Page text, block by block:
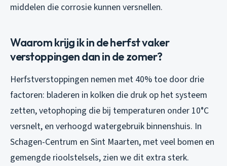
middelen die corrosie kunnen versnellen.
Waarom krijg ik in de herfst vaker
verstoppingen dan in de zomer?
Herfstverstoppingen nemen met 40% toe door drie
factoren: bladeren in kolken die druk op het systeem
zetten, vetophoping die bij temperaturen onder 10°C
versnelt, en verhoogd watergebruik binnenshuis. In
Schagen-Centrum en Sint Maarten, met veel bomen en
gemengde rioolstelsels, zien we dit extra sterk.